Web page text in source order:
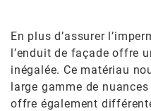
En plus d’assurer
l’enduit de façade offre
inégalée. Ce matériau
large gamme de
offre également